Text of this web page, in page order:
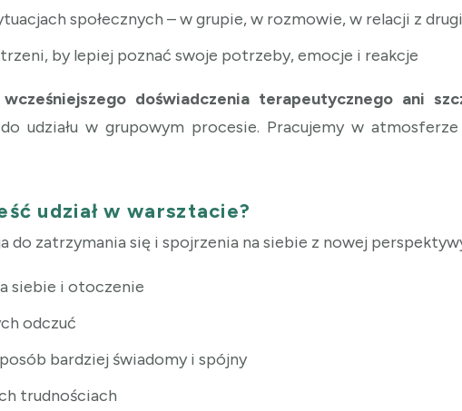
społecznych – w grupie, w rozmowie, w relacji z
by lepiej poznać swoje potrzeby, emocje i reakcje
doświadczenia terapeutycznego ani
udziału w grupowym procesie. Pracujemy w atmosferze
udział w warsztacie?
zatrzymania się i spojrzenia na siebie z nowej
siebie i otoczenie
odczuć
bardziej świadomy i spójny
trudnościach